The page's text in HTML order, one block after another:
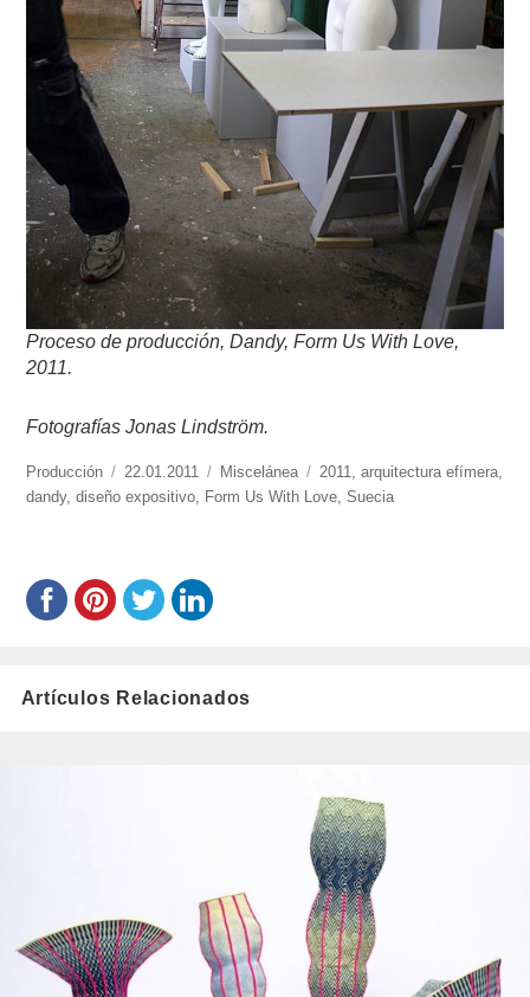
Proceso de producción, Dandy, Form Us With Love,
2011.
Fotografías Jonas Lindström.
https://www.experimenta.es/author/produccion/
Producción
Publicado
el
22.01.2011 Categorías
Miscelánea Etiquetas
2011 ,arquitectura efímera
dandy,diseño expositivo Form Us With Love ,Suecia
Artículos Relacionados